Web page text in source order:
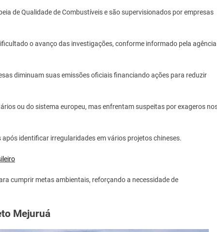
de Qualidade de Combustíveis e são supervisionados por empresas
o avanço das investigações, conforme informado pela agência
diminuam suas emissões oficiais financiando ações para reduzir
ou do sistema europeu, mas enfrentam suspeitas por exageros
identificar irregularidades em vários projetos chineses.
cumprir metas ambientais, reforçando a necessidade de
Mejuruá